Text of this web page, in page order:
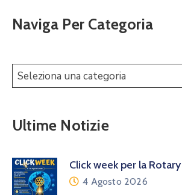
Naviga Per Categoria
Seleziona una categoria
Ultime Notizie
Click week per la
4 Agosto 2026